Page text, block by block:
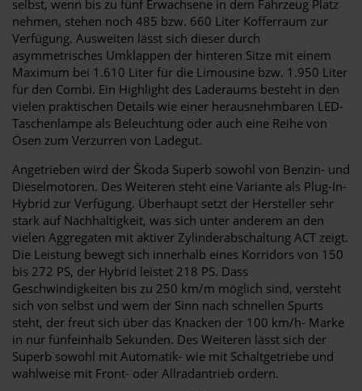
selbst, wenn bis zu fünf Erwachsene in dem Fahrzeug Platz
nehmen, stehen noch 485 bzw. 660 Liter Kofferraum zur
Verfügung. Ausweiten lässt sich dieser durch
asymmetrisches Umklappen der hinteren Sitze mit einem
Maximum bei 1.610 Liter für die Limousine bzw. 1.950 Liter
für den Combi. Ein Highlight des Laderaums besteht in den
vielen praktischen Details wie einer herausnehmbaren LED-
Taschenlampe als Beleuchtung oder auch eine Reihe von
Ösen zum Verzurren von Ladegut.
Angetrieben wird der Škoda Superb sowohl von Benzin- und
Dieselmotoren. Des Weiteren steht eine Variante als Plug-In-
Hybrid zur Verfügung. Überhaupt setzt der Hersteller sehr
stark auf Nachhaltigkeit, was sich unter anderem an den
vielen Aggregaten mit aktiver Zylinderabschaltung ACT zeigt.
Die Leistung bewegt sich innerhalb eines Korridors von 150
bis 272 PS, der Hybrid leistet 218 PS. Dass
Geschwindigkeiten bis zu 250 km/m möglich sind, versteht
sich von selbst und wem der Sinn nach schnellen Spurts
steht, der freut sich über das Knacken der 100 km/h- Marke
in nur fünfeinhalb Sekunden. Des Weiteren lässt sich der
Superb sowohl mit Automatik- wie mit Schaltgetriebe und
wahlweise mit Front- oder Allradantrieb ordern.